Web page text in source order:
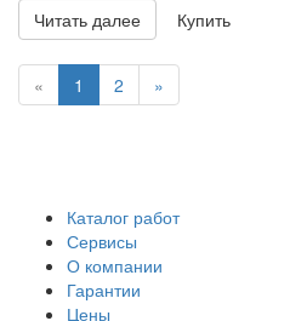
Читать далее
Купить
« 1 2 »
Каталог работ
Сервисы
О компании
Гарантии
Цены